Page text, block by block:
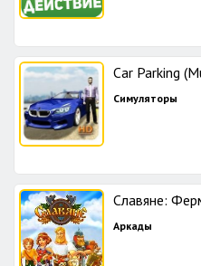
Car Parking
Симуляторы
Славяне:
Аркады